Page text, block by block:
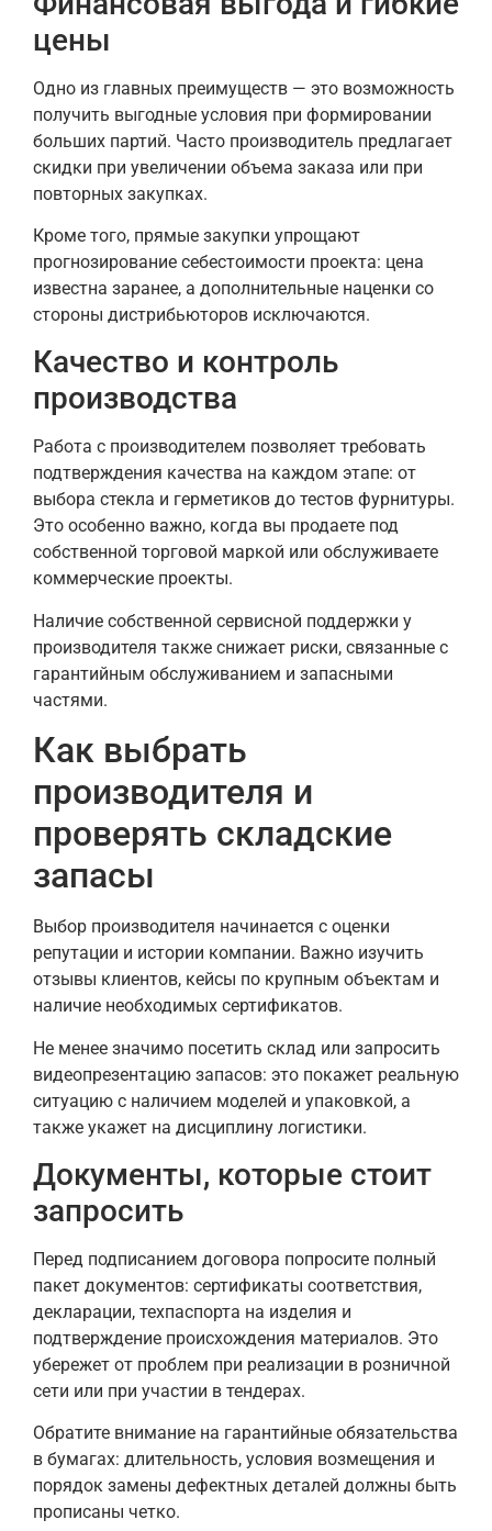
цены
Одно из главных преимуществ — это возможность
получить выгодные условия при формировании
больших партий. Часто производитель предлагает
скидки при увеличении объема заказа или при
повторных закупках.
Кроме того, прямые закупки упрощают
прогнозирование себестоимости проекта: цена
известна заранее, а дополнительные наценки со
стороны дистрибьюторов исключаются.
Качество и контроль
производства
Работа с производителем позволяет требовать
подтверждения качества на каждом этапе: от
выбора стекла и герметиков до тестов фурнитуры.
Это особенно важно, когда вы продаете под
собственной торговой маркой или обслуживаете
коммерческие проекты.
Наличие собственной сервисной поддержки у
производителя также снижает риски, связанные с
гарантийным обслуживанием и запасными
частями.
Как выбрать
производителя и
проверять складские
запасы
Выбор производителя начинается с оценки
репутации и истории компании. Важно изучить
отзывы клиентов, кейсы по крупным объектам и
наличие необходимых сертификатов.
Не менее значимо посетить склад или запросить
видеопрезентацию запасов: это покажет реальную
ситуацию с наличием моделей и упаковкой, а
также укажет на дисциплину логистики.
Документы, которые стоит
запросить
Перед подписанием договора попросите полный
пакет документов: сертификаты соответствия,
декларации, техпаспорта на изделия и
подтверждение происхождения материалов. Это
убережет от проблем при реализации в розничной
сети или при участии в тендерах.
Обратите внимание на гарантийные обязательства
в бумагах: длительность, условия возмещения и
порядок замены дефектных деталей должны быть
прописаны четко.